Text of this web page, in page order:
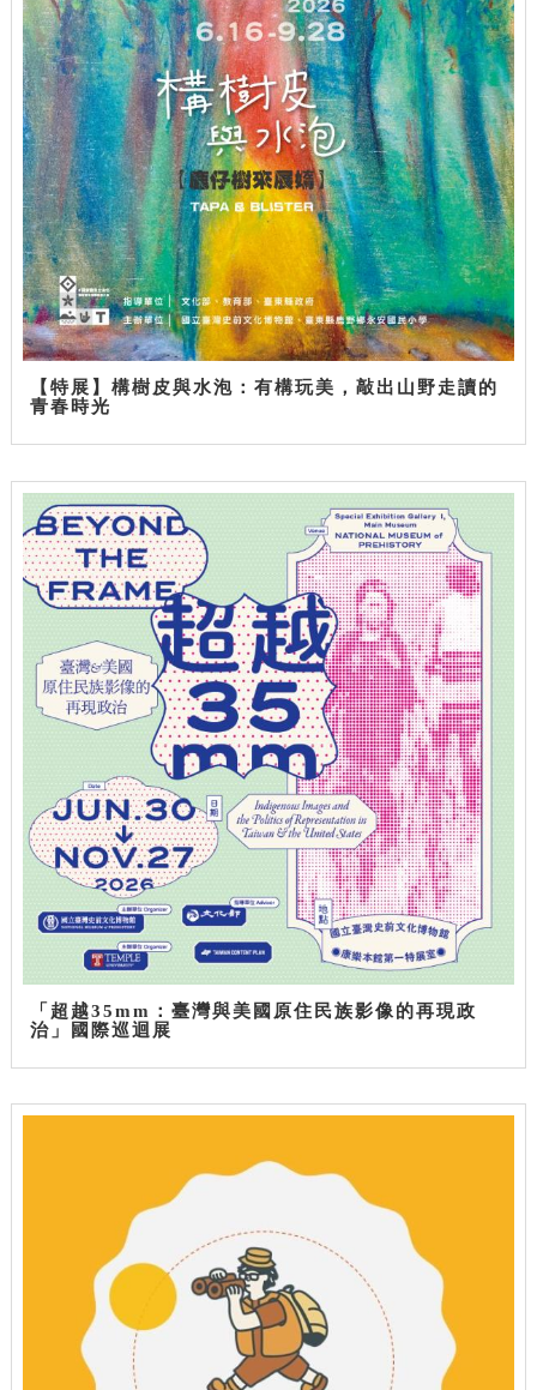
【特展】構樹皮與水泡：有構玩美，敲出山野走讀的
青春時光
「超越35mm：臺灣與美國原住民族影像的再現政
治」國際巡迴展